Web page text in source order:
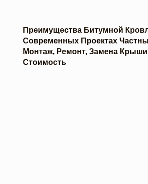
Преимущества Битумной
Современных Проектах
Монтаж, Ремонт, Замена
Стоимость